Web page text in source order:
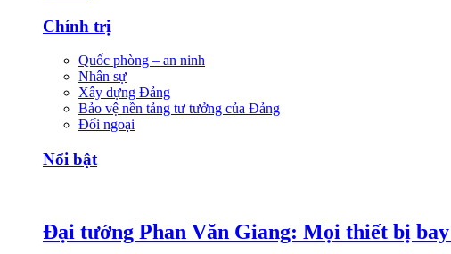
Chính trị
Quốc phòng – an ninh
Nhân sự
Xây dựng Đảng
Bảo vệ nền tảng tư tưởng của Đảng
Đối ngoại
Nổi bật
Đại tướng Phan Văn Giang: Mọi thiết bị